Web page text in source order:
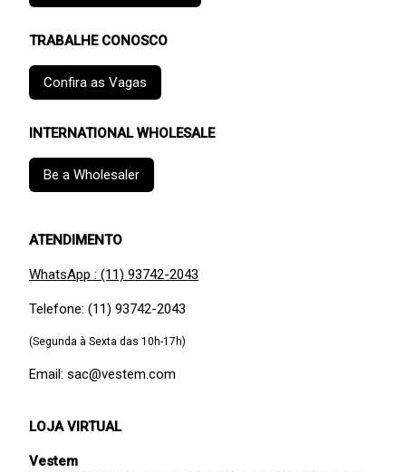
TRABALHE CONOSCO
Confira as Vagas
INTERNATIONAL WHOLESALE
Be a Wholesaler
ATENDIMENTO
WhatsApp : (11) 93742-2043
Telefone: (11) 93742-2043
(Segunda à Sexta das 10h-17h)
Email: sac@vestem.com
LOJA VIRTUAL
Vestem